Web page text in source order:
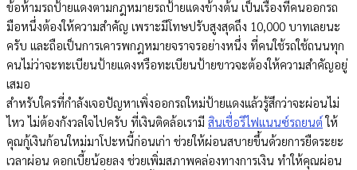
ข้อห้ามรถป้ายแดงตามกฎหมายรถป้ายแดงข้างต้น เป็นเรื่องที่คนออกรถ
มือหนึ่งต้องให้ความสำคัญ เพราะมีโทษปรับสูงสุดถึง 10,000 บาทเลยนะ
ครับ และถือเป็นการเคารพกฎหมายจราจรอย่างหนึ่ง ที่คนใช้รถใช้ถนนทุก
คนไม่ว่าจะทะเบียนป้ายแดงหรือทะเบียนป้ายขาวจะต้องให้ความสำคัญอยู่
เสมอ
สำหรับใครที่กำลังเจอปัญหาเพิ่งออกรถใหม่ป้ายแดงแล้วรู้สึกว่าจะผ่อนไม่
ไหว ไม่ต้องกังวลใจไปครับ ที่เงินติดล้อเรามี สินเชื่อรีไฟแนนซ์รถยนต์ให้
คุณกู้เงินก้อนใหม่มาโปะหนี้ก่อนเก่า ช่วยให้ผ่อนสบายขึ้นด้วยการยืดระยะ
เวลาผ่อน ดอกเบี้ยน้อยลง ช่วยเพิ่มสภาพคล่องทางการเงิน ทำให้คุณผ่อน